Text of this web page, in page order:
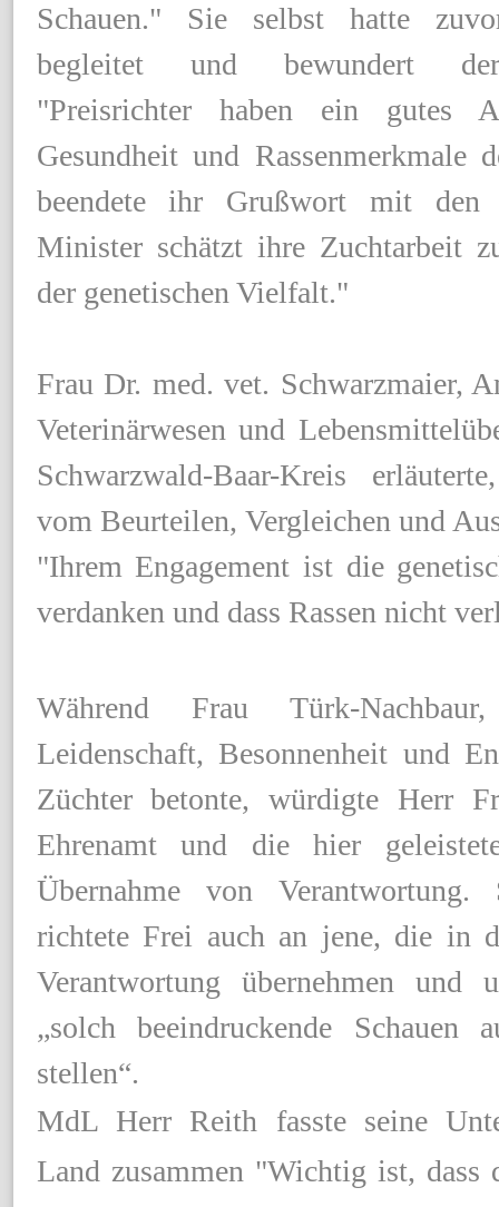
Schauen." Sie selbst hatte
begleitet und bewundert
"Preisrichter haben ein gutes
Gesundheit und Rassenmerkmale
beendete ihr Grußwort mit den
Minister schätzt ihre Zuchtarbeit
der genetischen Vielfalt."
Frau Dr. med. vet. Schwarzmaier,
Veterinärwesen und
Schwarzwald-Baar-Kreis
vom Beurteilen, Vergleichen und
"Ihrem Engagement ist die
verdanken und dass Rassen nicht
Während Frau Türk-
Leidenschaft, Besonnenheit und
Züchter betonte, würdigte Herr
Ehrenamt und die hier
Übernahme von Verantwortung.
richtete Frei auch an jene, die in
Verantwortung übernehmen und
„solch beeindruckende Schauen
stellen“.
MdL Herr Reith fasste seine
Land zusammen "Wichtig ist, dass